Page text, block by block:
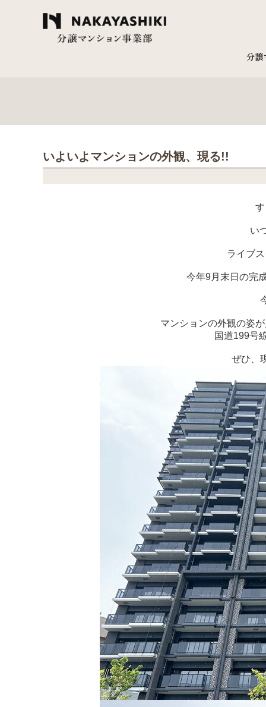
いよいよマンションの外観、現る!!
い
ライブ
今年9月末日の完
マンションの外観の姿
国道199号
ぜひ、